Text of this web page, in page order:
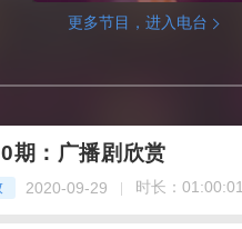
更多节目，进入电台
期：广播剧欣赏
2020-09-29 时长： 01:00:01